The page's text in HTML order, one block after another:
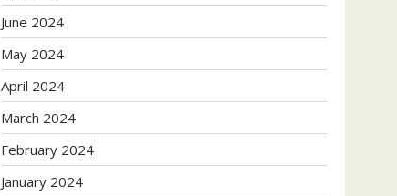
June 2024
May 2024
April 2024
March 2024
February 2024
January 2024